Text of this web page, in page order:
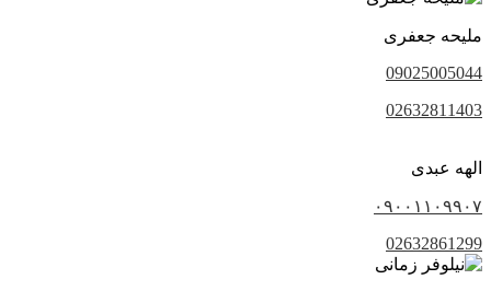
ملیحه جعفری
09025005044
02632811403
الهه عبدی
۰۹۰۰۱۱۰۹۹۰۷
02632861299